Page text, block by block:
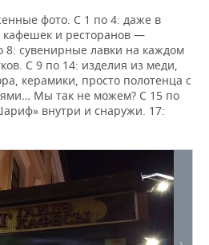
фото. С 1 по 4: даже в
кафешек и ресторанов —
8: сувенирные лавки на каждом
С 9 по 14: изделия из меди,
керамики, просто полотенца с
Мы так не можем? С 15 по
внутри и снаружи. 17: